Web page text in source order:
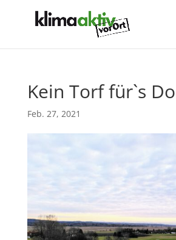
Kein Torf für`s
Feb. 27, 2021